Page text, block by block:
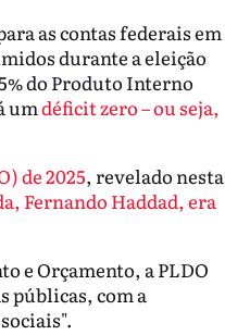
as contas federais em
durante a eleição
do Produto Interno
umdéficit zero – ou seja,
de 2025, revelado nesta
Fernando Haddad, era
e Orçamento, a PLDO
públicas, com a